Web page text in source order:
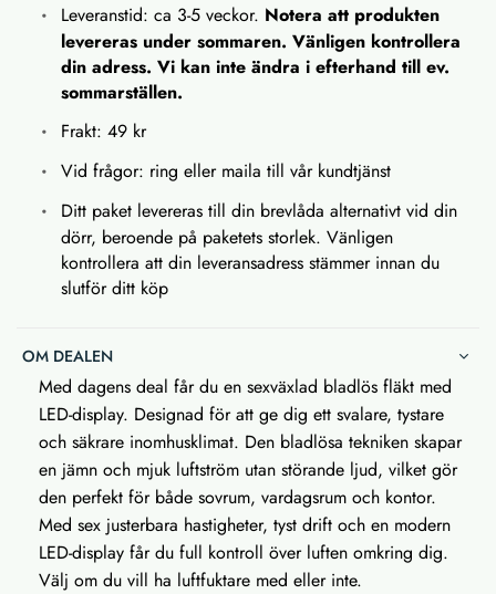
Leveranstid: ca 3-5 veckor. Notera att produkten
levereras under sommaren. Vänligen kontrollera
din adress. Vi kan inte ändra i efterhand till ev.
sommarställen.
Frakt: 49 kr
Vid frågor: ring eller maila till vår kundtjänst
Ditt paket levereras till din brevlåda alternativt vid din
dörr, beroende på paketets storlek. Vänligen
kontrollera att din leveransadress stämmer innan du
slutför ditt köp
OM DEALEN
Med dagens deal får du en sexväxlad bladlös fläkt med
LED-display. Designad för att ge dig ett svalare, tystare
och säkrare inomhusklimat. Den bladlösa tekniken skapar
en jämn och mjuk luftström utan störande ljud, vilket gör
den perfekt för både sovrum, vardagsrum och kontor.
Med sex justerbara hastigheter, tyst drift och en modern
LED-display får du full kontroll över luften omkring dig.
Välj om du vill ha luftfuktare med eller inte.